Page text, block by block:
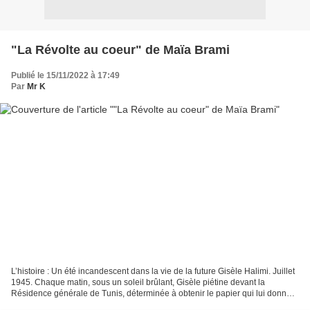
"La Révolte au coeur" de Maïa Brami
Publié le 15/11/2022 à 17:49
Par Mr K
L’histoire : Un été incandescent dans la vie de la future Gisèle Halimi. Juillet
1945. Chaque matin, sous un soleil brûlant, Gisèle piétine devant la
Résidence générale de Tunis, déterminée à obtenir le papier qui lui donnera